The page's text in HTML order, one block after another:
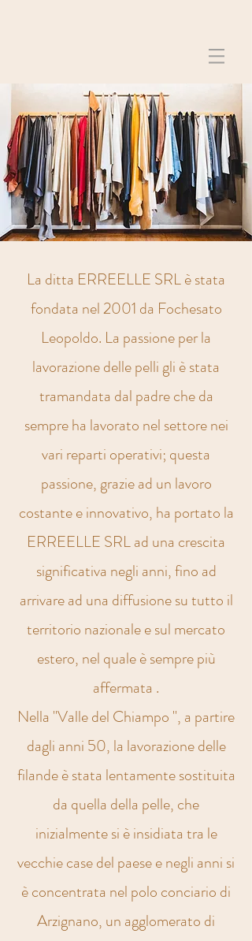
La ditta ERREELLE SRL è stata
fondata nel 2001 da Fochesato
Leopoldo. La passione per la
lavorazione delle pelli gli è stata
tramandata dal padre che da
sempre ha lavorato nel settore nei
vari reparti operativi; questa
passione, grazie ad un lavoro
costante e innovativo, ha portato la
ERREELLE SRL ad una crescita
significativa negli anni, fino ad
arrivare ad una diffusione su tutto il
territorio nazionale e sul mercato
estero, nel quale è sempre più
affermata .
Nella "Valle del Chiampo ", a partire
dagli anni 50, la lavorazione delle
filande è stata lentamente sostituita
da quella della pelle, che
inizialmente si è insidiata tra le
vecchie case del paese e negli anni si
è concentrata nel polo conciario di
Arzignano, un agglomerato di